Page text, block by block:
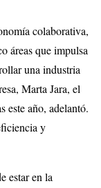
colaborativa,
áreas que impulsa
una industria
Marta Jara, el
este año, adelantó.
y
estar en la